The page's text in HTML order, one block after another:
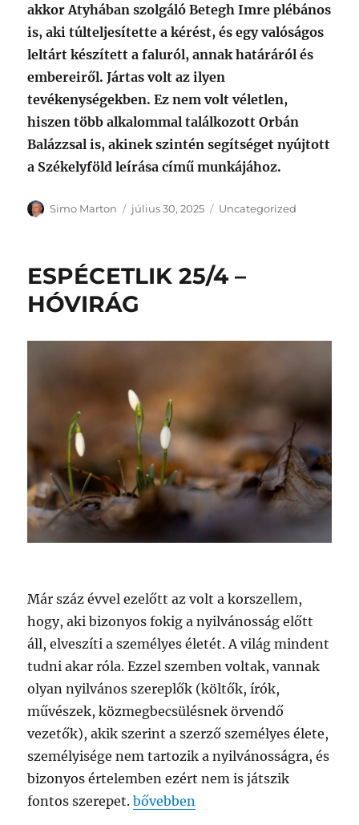
akkor Atyhában szolgáló Betegh Imre plébános
is, aki túlteljesítette a kérést, és egy valóságos
leltárt készített a faluról, annak határáról és
embereiről. Jártas volt az ilyen
tevékenységekben. Ez nem volt véletlen,
hiszen több alkalommal találkozott Orbán
Balázzsal is, akinek szintén segítséget nyújtott
a Székelyföld leírása című munkájához.
Szerző
Simo Marton Közzétéve
július 30, 2025 Kategória
Uncategorized
ESPÉCETLIK 25/4 –
HÓVIRÁG
Már száz évvel ezelőtt az volt a korszellem,
hogy, aki bizonyos fokig a nyilvánosság előtt
áll, elveszíti a személyes életét. A világ mindent
tudni akar róla. Ezzel szemben voltak, vannak
olyan nyilvános szereplők (költők, írók,
művészek, közmegbecsülésnek örvendő
vezetők), akik szerint a szerző személyes élete,
személyisége nem tartozik a nyilvánosságra, és
bizonyos értelemben ezért nem is játszik
fontos szerepet.„ESPÉCETLIK 25/4 – HÓVIRÁG”
bővebben